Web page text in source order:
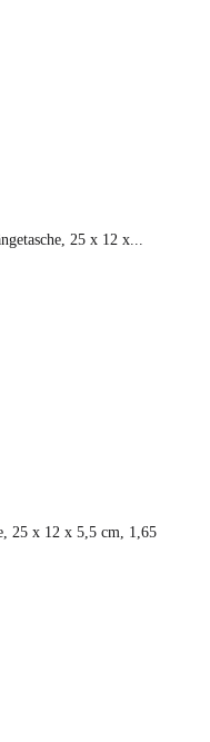
25 x 12 x 5,5 cm, 1,65